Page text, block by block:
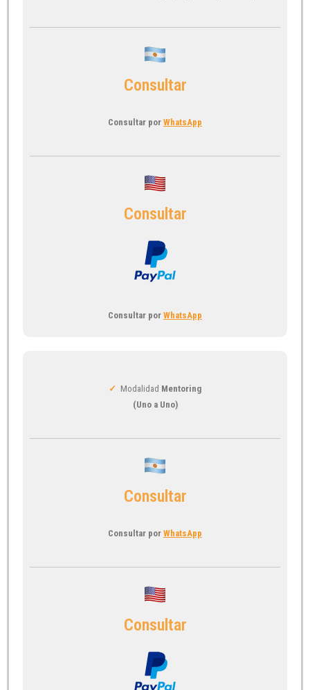
Consultar
Consultar por WhatsApp
Consultar
Consultar por WhatsApp
✓ Modalidad Mentoring
(Uno a Uno)
Consultar
Consultar por WhatsApp
Consultar